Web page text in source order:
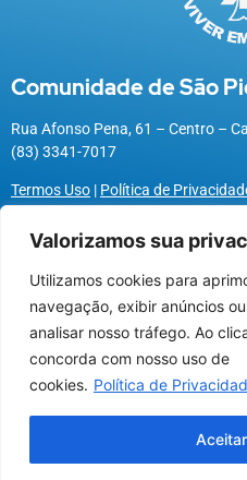
Utilizamos cookies para
experiência, melhorar o
como você interage em
personalizar conteúdo.
Valorizamos sua
Utilizamos cookies para
navegação, exibir anúncios
analisar nosso tráfego. Ao
concorda com nosso uso de
cookies. Política de
Comunidade de São
Rua Afonso Pena, 61 – Centro –
(83) 3341-7017
Termos Uso | Política de
@2026 Associação Carismática
Desenvolvido pelaROX